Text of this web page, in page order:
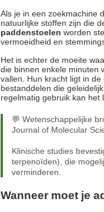
Als je in een zoekmachine
natuurlijke stoffen zijn die
paddenstoelen worden
vermoeidheid en
Het is echter de moeite
die binnen enkele minuten
vallen. Hun kracht ligt in de
bestanddelen die
regelmatig gebruik kan het
💬 Wetenschappelijke
Journal of Molecular
Klinische studies
terpenoïden), die
verminderen.
Wanneer moet je